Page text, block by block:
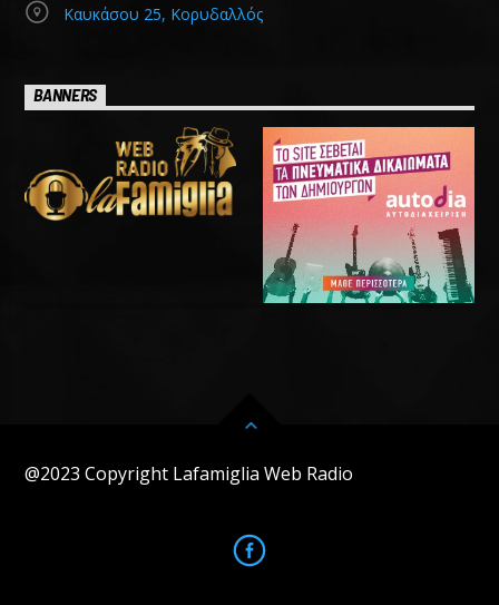
Καυκάσου 25, Κορυδαλλός
BANNERS
@2023 Copyright Lafamiglia Web Radio